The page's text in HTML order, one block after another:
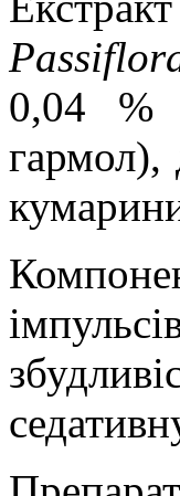
0,04 %
гармол),